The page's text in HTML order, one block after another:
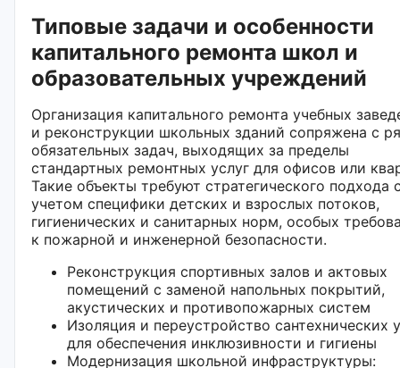
Типовые задачи и особенности
капитального ремонта школ и
образовательных учреждений
Организация капитального ремонта учебных
и реконструкции школьных зданий сопряжена с
обязательных задач, выходящих за пределы
стандартных ремонтных услуг для офисов или
Такие объекты требуют стратегического подхода
учетом специфики детских и взрослых потоков,
гигиенических и санитарных норм, особых
к пожарной и инженерной безопасности.
Реконструкция спортивных залов и актовых
помещений с заменой напольных покрытий,
акустических и противопожарных систем
Изоляция и переустройство сантехнических
для обеспечения инклюзивности и гигиены
Модернизация школьной инфраструктуры: